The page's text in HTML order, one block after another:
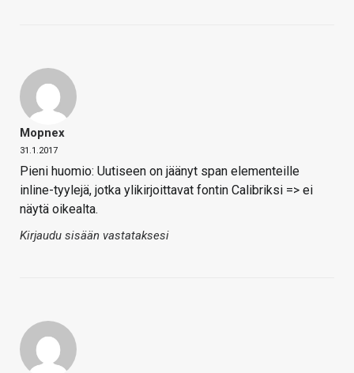
Mopnex
31.1.2017
Pieni huomio: Uutiseen on jäänyt span elementeille
inline-tyylejä, jotka ylikirjoittavat fontin Calibriksi => ei
näytä oikealta.
Kirjaudu sisään vastataksesi